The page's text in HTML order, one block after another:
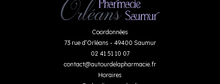
Coordonnées
73 rue d’Orléans - 49400 Saumur
02 41 51 10 07
contact@autourdelapharmacie.fr
Horaires